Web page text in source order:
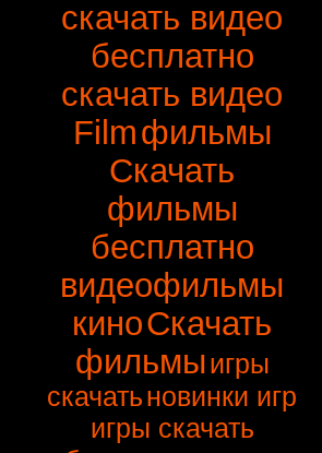
скачать видео
бесплатно
скачать видео
Filmфильмы
Скачать
фильмы
бесплатно
видеофильмы
киноСкачать
фильмыигры
скачатьновинки игр
игры скачать